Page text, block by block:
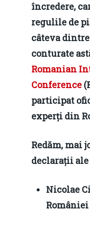
încredere,
regulile de
câteva
conturate
Romanian
Conference
participat
experți din
Redăm, mai
declarații
Nicolae
României